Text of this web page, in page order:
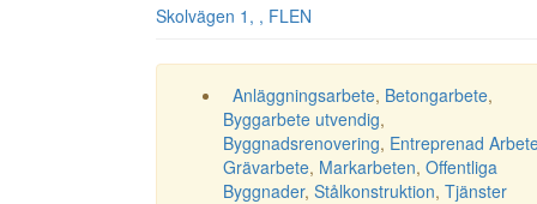
Skolvägen 1, , FLEN
Anläggningsarbete, Betongarbete,
Byggarbete utvendig,
Byggnadsrenovering, Entreprenad
Grävarbete, Markarbeten, Offentliga
Byggnader, Stålkonstruktion, Tjänster